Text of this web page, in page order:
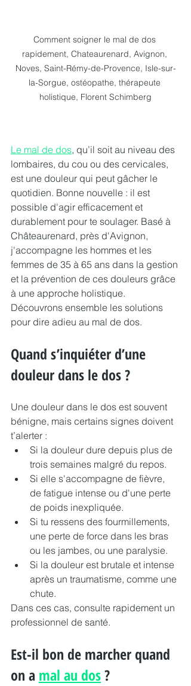
Comment soigner le mal de dos
rapidement, Chateaurenard, Avignon,
Noves, Saint-Rémy-de-Provence, Isle-sur-
la-Sorgue, ostéopathe, thérapeute
holistique, Florent Schimberg
Le mal de dos, qu’il soit au niveau des
lombaires, du cou ou des cervicales,
est une douleur qui peut gâcher le
quotidien. Bonne nouvelle : il est
possible d'agir efficacement et
durablement pour te soulager. Basé à
Châteaurenard, près d'Avignon,
j'accompagne les hommes et les
femmes de 35 à 65 ans dans la gestion
et la prévention de ces douleurs grâce
à une approche holistique.
Découvrons ensemble les solutions
pour dire adieu au mal de dos.
Quand s’inquiéter d’une
douleur dans le dos ?
Une douleur dans le dos est souvent
bénigne, mais certains signes doivent
t’alerter :
Si la douleur dure depuis plus de
trois semaines malgré du repos.
Si elle s'accompagne de fièvre,
de fatigue intense ou d'une perte
de poids inexpliquée.
Si tu ressens des fourmillements,
une perte de force dans les bras
ou les jambes, ou une paralysie.
Si la douleur est brutale et intense
après un traumatisme, comme une
chute.
Dans ces cas, consulte rapidement un
professionnel de santé.
Est-il bon de marcher quand
on a mal au dos ?